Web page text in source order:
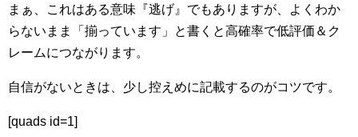
まぁ、これはある意味『逃げ』でもありますが、よくわか
らないまま「揃っています」と書くと高確率で低評価＆ク
レームにつながります。
自信がないときは、少し控えめに記載するのがコツです。
[quads id=1]